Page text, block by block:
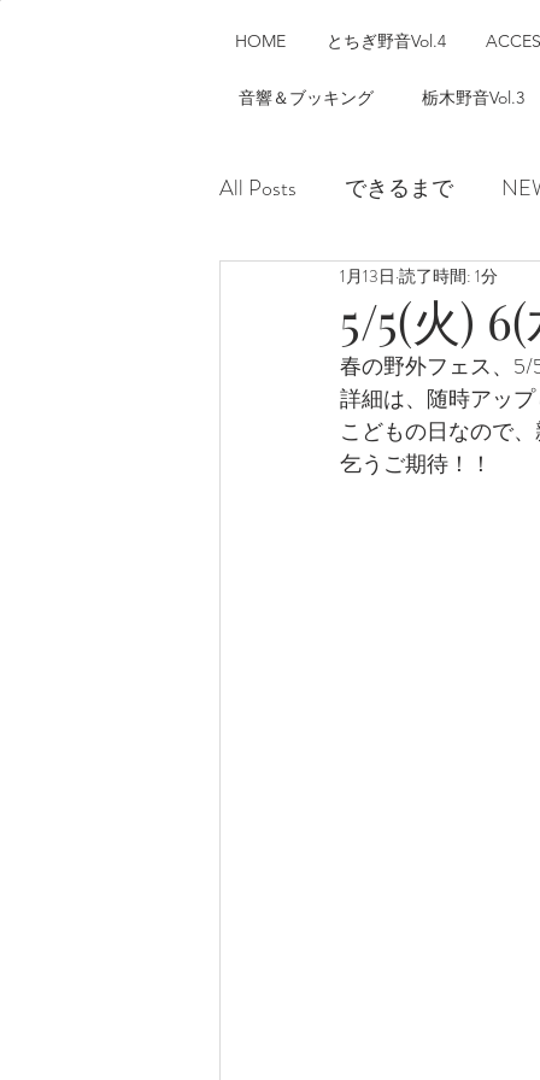
HOME とちぎ野音Vol.4
音響＆ブッキング 栃木野音Vol.3
All Posts できるまで
5/5(火)
1月13日 読了時間: 1分
春の野外フェス、
詳細は、随時アッ
こどもの日なので
乞うご期待！！